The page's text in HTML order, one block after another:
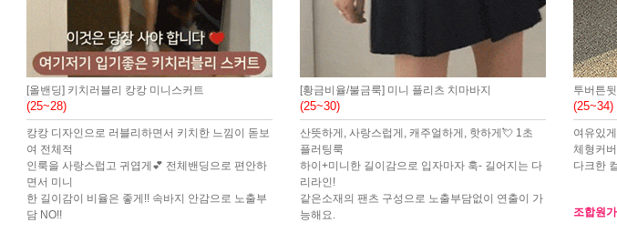
[올밴딩] 키치러블리 캉캉 미니스커트
(25~28)
캉캉 디자인으로 러블리하면서 키치한 느낌이 돋보
여 전체적
인룩을 사랑스럽고 귀엽게💕 전체밴딩으로 편안하
면서 미니
한 길이감이 비율은 좋게!! 속바지 안감으로 노출부
담 NO!!
[황금비율/불금룩] 미니 플리츠 치마바지
(25~30)
산뜻하게, 사랑스럽게, 캐주얼하게, 핫하게💘 1초
플러팅룩
하이+미니한 길이감으로 입자마자 훅- 길어지는 다
리라인!
같은소재의 팬츠 구성으로 노출부담없이 연출이 가
능해요.
투버튼
(25~34)
여유있
체형커
다크한
조합원